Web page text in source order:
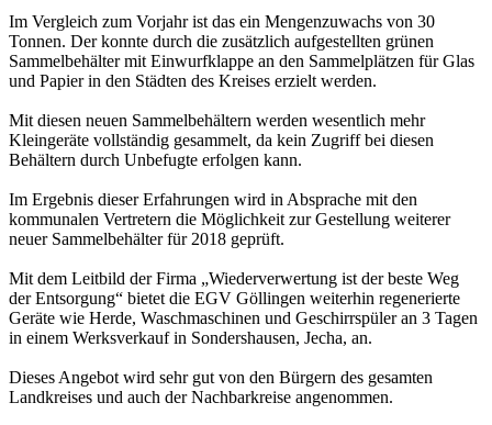
Im Vergleich zum Vorjahr ist das ein Mengenzuwachs von 30
Tonnen. Der konnte durch die zusätzlich aufgestellten grünen
Sammelbehälter mit Einwurfklappe an den Sammelplätzen für Glas
und Papier in den Städten des Kreises erzielt werden.
Mit diesen neuen Sammelbehältern werden wesentlich mehr
Kleingeräte vollständig gesammelt, da kein Zugriff bei diesen
Behältern durch Unbefugte erfolgen kann.
Im Ergebnis dieser Erfahrungen wird in Absprache mit den
kommunalen Vertretern die Möglichkeit zur Gestellung weiterer
neuer Sammelbehälter für 2018 geprüft.
Mit dem Leitbild der Firma „Wiederverwertung ist der beste Weg
der Entsorgung“ bietet die EGV Göllingen weiterhin regenerierte
Geräte wie Herde, Waschmaschinen und Geschirrspüler an 3 Tagen
in einem Werksverkauf in Sondershausen, Jecha, an.
Dieses Angebot wird sehr gut von den Bürgern des gesamten
Landkreises und auch der Nachbarkreise angenommen.